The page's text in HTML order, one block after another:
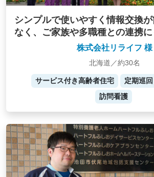
シンプルで使いやすく情報交換
なく、ご家族や多職種との連携
株式会社リライフ 様
北海道／約30名
サービス付き高齢者住宅 定期巡回
訪問看護